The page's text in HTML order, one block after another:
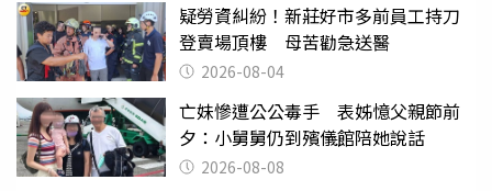
疑勞資糾紛！新莊好市多前員工持刀
登賣場頂樓 母苦勸急送醫
2026-08-04
亡妹慘遭公公毒手 表姊憶父親節前
夕：小舅舅仍到殯儀館陪她說話
2026-08-08